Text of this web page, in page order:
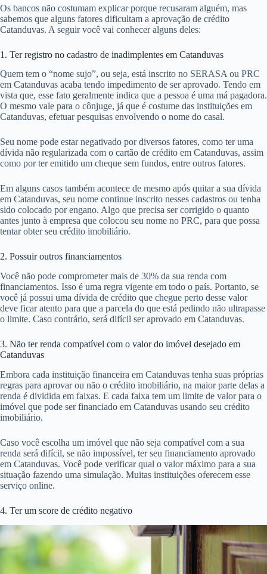
Os bancos não costumam explicar porque recusaram alguém, mas
sabemos que alguns fatores dificultam a aprovação de crédito
Catanduvas. A seguir você vai conhecer alguns deles:
1. Ter registro no cadastro de inadimplentes em Catanduvas
Quem tem o “nome sujo”, ou seja, está inscrito no SERASA ou PRC
em Catanduvas acaba tendo impedimento de ser aprovado. Tendo em
vista que, esse fato geralmente indica que a pessoa é uma má pagadora.
O mesmo vale para o cônjuge, já que é costume das instituições em
Catanduvas, efetuar pesquisas envolvendo o nome do casal.
Seu nome pode estar negativado por diversos fatores, como ter uma
dívida não regularizada com o cartão de crédito em Catanduvas, assim
como por ter emitido um cheque sem fundos, entre outros fatores.
Em alguns casos também acontece de mesmo após quitar a sua dívida
em Catanduvas, seu nome continue inscrito nesses cadastros ou tenha
sido colocado por engano. Algo que precisa ser corrigido o quanto
antes junto à empresa que colocou seu nome no PRC, para que possa
tentar obter seu crédito imobiliário.
2. Possuir outros financiamentos
Você não pode comprometer mais de 30% da sua renda com
financiamentos. Isso é uma regra vigente em todo o país. Portanto, se
você já possui uma dívida de crédito que chegue perto desse valor
deve ficar atento para que a parcela do que está pedindo não ultrapasse
o limite. Caso contrário, será difícil ser aprovado em Catanduvas.
3. Não ter renda compatível com o valor do imóvel desejado em
Catanduvas
Embora cada instituição financeira em Catanduvas tenha suas próprias
regras para aprovar ou não o crédito imobiliário, na maior parte delas a
renda é dividida em faixas. E cada faixa tem um limite de valor para o
imóvel que pode ser financiado em Catanduvas usando seu crédito
imobiliário.
Caso você escolha um imóvel que não seja compatível com a sua
renda será difícil, se não impossível, ter seu financiamento aprovado
em Catanduvas. Você pode verificar qual o valor máximo para a sua
situação fazendo uma simulação. Muitas instituições oferecem esse
serviço online.
4. Ter um score de crédito negativo